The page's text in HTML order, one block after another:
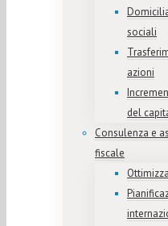
sociali
azioni
del
Consulenza e
fiscale